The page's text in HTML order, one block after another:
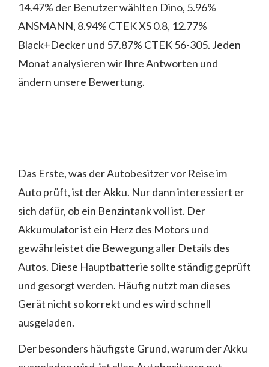
14.47% der Benutzer wählten Dino, 5.96%
ANSMANN, 8.94% CTEK XS 0.8, 12.77%
Black+Decker und 57.87% CTEK 56-305. Jeden
Monat analysieren wir Ihre Antworten und
ändern unsere Bewertung.
Das Erste, was der Autobesitzer vor Reise im
Auto prüft, ist der Akku. Nur dann interessiert er
sich dafür, ob ein Benzintank voll ist. Der
Akkumulator ist ein Herz des Motors und
gewährleistet die Bewegung aller Details des
Autos. Diese Hauptbatterie sollte ständig geprüft
und gesorgt werden. Häufig nutzt man dieses
Gerät nicht so korrekt und es wird schnell
ausgeladen.
Der besonders häufigste Grund, warum der Akku